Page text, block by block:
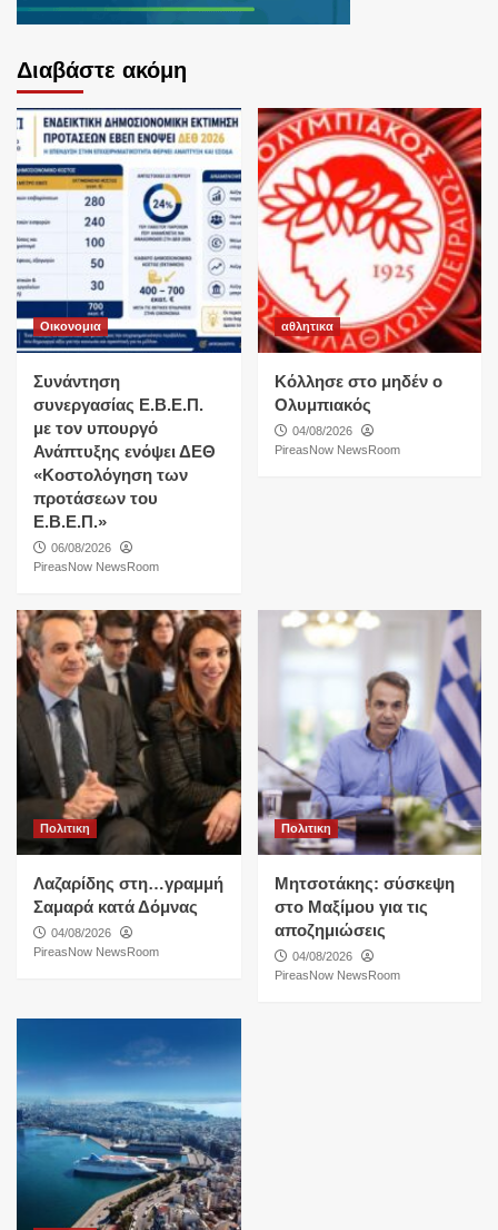
Διαβάστε ακόμη
Οικονομια
Συνάντηση
συνεργασίας Ε.Β.Ε.Π.
με τον υπουργό
Ανάπτυξης ενόψει ΔΕΘ
«Κοστολόγηση των
προτάσεων του
Ε.Β.Ε.Π.»
06/08/2026
PireasNow NewsRoom
αθλητικα
Κόλλησε στο μηδέν ο
Ολυμπιακός
04/08/2026
PireasNow NewsRoom
Πολιτικη
Λαζαρίδης στη…γραμμή
Σαμαρά κατά Δόμνας
04/08/2026
PireasNow NewsRoom
Πολιτικη
Μητσοτάκης: σύσκεψη
στο Μαξίμου για τις
αποζημιώσεις
04/08/2026
PireasNow NewsRoom